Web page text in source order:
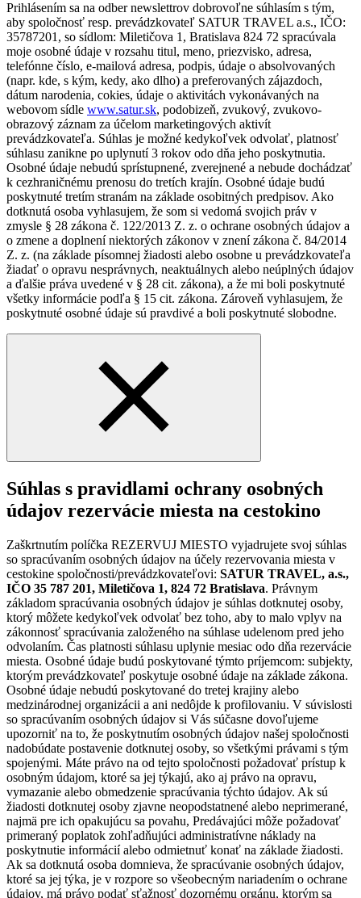
Prihlásením sa na odber newslettrov dobrovoľne súhlasím s tým,
aby spoločnosť resp. prevádzkovateľ SATUR TRAVEL a.s., IČO:
35787201, so sídlom: Miletičova 1, Bratislava 824 72 spracúvala
moje osobné údaje v rozsahu titul, meno, priezvisko, adresa,
telefónne číslo, e-mailová adresa, podpis, údaje o absolvovaných
(napr. kde, s kým, kedy, ako dlho) a preferovaných zájazdoch,
dátum narodenia, cokies, údaje o aktivitách vykonávaných na
webovom sídle www.satur.sk, podobizeň, zvukový, zvukovo-
obrazový záznam za účelom marketingových aktivít
prevádzkovateľa. Súhlas je možné kedykoľvek odvolať, platnosť
súhlasu zanikne po uplynutí 3 rokov odo dňa jeho poskytnutia.
Osobné údaje nebudú sprístupnené, zverejnené a nebude dochádzať
k cezhraničnému prenosu do tretích krajín. Osobné údaje budú
poskytnuté tretím stranám na základe osobitných predpisov. Ako
dotknutá osoba vyhlasujem, že som si vedomá svojich práv v
zmysle § 28 zákona č. 122/2013 Z. z. o ochrane osobných údajov a
o zmene a doplnení niektorých zákonov v znení zákona č. 84/2014
Z. z. (na základe písomnej žiadosti alebo osobne u prevádzkovateľa
žiadať o opravu nesprávnych, neaktuálnych alebo neúplných údajov
a ďalšie práva uvedené v § 28 cit. zákona), a že mi boli poskytnuté
všetky informácie podľa § 15 cit. zákona. Zároveň vyhlasujem, že
poskytnuté osobné údaje sú pravdivé a boli poskytnuté slobodne.
Súhlas s pravidlami ochrany osobných
údajov rezervácie miesta na cestokino
Zaškrtnutím políčka REZERVUJ MIESTO vyjadrujete svoj súhlas
so spracúvaním osobných údajov na účely rezervovania miesta v
cestokine spoločnosti/prevádzkovateľovi: SATUR TRAVEL, a.s.,
IČO 35 787 201, Miletičova 1, 824 72 Bratislava. Právnym
základom spracúvania osobných údajov je súhlas dotknutej osoby,
ktorý môžete kedykoľvek odvolať bez toho, aby to malo vplyv na
zákonnosť spracúvania založeného na súhlase udelenom pred jeho
odvolaním. Čas platnosti súhlasu uplynie mesiac odo dňa rezervácie
miesta. Osobné údaje budú poskytované týmto príjemcom: subjekty,
ktorým prevádzkovateľ poskytuje osobné údaje na základe zákona.
Osobné údaje nebudú poskytované do tretej krajiny alebo
medzinárodnej organizácii a ani nedôjde k profilovaniu. V súvislosti
so spracúvaním osobných údajov si Vás súčasne dovoľujeme
upozorniť na to, že poskytnutím osobných údajov našej spoločnosti
nadobúdate postavenie dotknutej osoby, so všetkými právami s tým
spojenými. Máte právo na od tejto spoločnosti požadovať prístup k
osobným údajom, ktoré sa jej týkajú, ako aj právo na opravu,
vymazanie alebo obmedzenie spracúvania týchto údajov. Ak sú
žiadosti dotknutej osoby zjavne neopodstatnené alebo neprimerané,
najmä pre ich opakujúcu sa povahu, Predávajúci môže požadovať
primeraný poplatok zohľadňujúci administratívne náklady na
poskytnutie informácií alebo odmietnuť konať na základe žiadosti.
Ak sa dotknutá osoba domnieva, že spracúvanie osobných údajov,
ktoré sa jej týka, je v rozpore so všeobecným nariadením o ochrane
údajov, má právo podať sťažnosť dozornému orgánu, ktorým sa